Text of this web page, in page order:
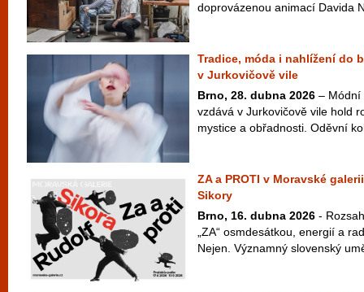
doprovázenou animací Davida
Tradice, móda i nahlížení do
v Jurkovičově vile
Brno, 28. dubna 2026 – Módní
vzdává v Jurkovičově vile hold
mystice a obřadnosti. Oděvní
ZA a PROTI v Moravské
Sikory
Brno, 16. dubna 2026 -
„ZA“ osmdesátkou, energií a
Nejen. Významný slovenský